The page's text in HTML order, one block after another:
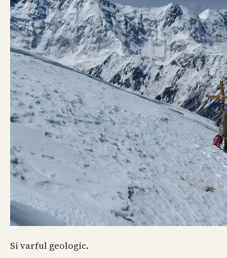
Si varful geologic.